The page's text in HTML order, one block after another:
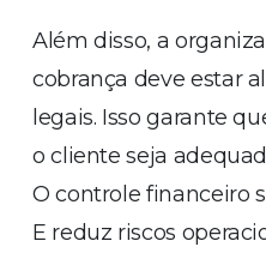
Além disso, a
cobrança deve estar
legais. Isso garante
o cliente seja
O controle financeiro
E reduz riscos